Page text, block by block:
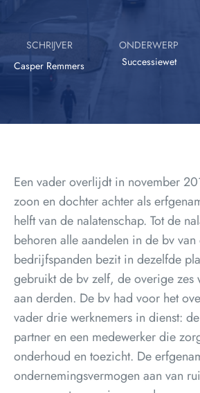
SCHRIJVER
Casper Remmers
ONDERWERP
Successiewet
Een vader overlijdt in november
zoon en dochter achter als
helft van de nalatenschap. Tot de
behoren alle aandelen in de bv
bedrijfspanden bezit in dezelfde
gebruikt de bv zelf, de overige zes
aan derden. De bv had voor het
vader drie werknemers in dienst:
partner en een medewerker die
onderhoud en toezicht. De
ondernemingsvermogen aan van